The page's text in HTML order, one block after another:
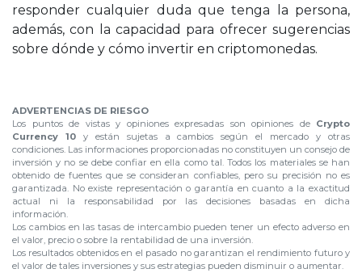
responder cualquier duda que tenga la persona,
además, con la capacidad para ofrecer sugerencias
sobre dónde y cómo invertir en criptomonedas.
ADVERTENCIAS DE RIESGO
Los puntos de vistas y opiniones expresadas son opiniones de Crypto
Currency 10y están sujetas a cambios según el mercado y otras
condiciones. Las informaciones proporcionadas no constituyen un consejo de
inversión y no se debe confiar en ella como tal. Todos los materiales se han
obtenido de fuentes que se consideran confiables, pero su precisión no es
garantizada. No existe representación o garantía en cuanto a la exactitud
actual ni la responsabilidad por las decisiones basadas en dicha
información.
Los cambios en las tasas de intercambio pueden tener un efecto adverso en
el valor, precio o sobre la rentabilidad de una inversión.
Los resultados obtenidos en el pasado no garantizan el rendimiento futuro y
el valor de tales inversiones y sus estrategias pueden disminuir o aumentar.